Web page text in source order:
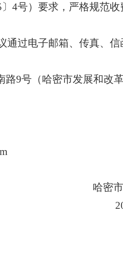
〕 4号） 要求，严格规范收
通过电子邮箱、传真、
路9号（哈密市发展和改革
哈密市发展